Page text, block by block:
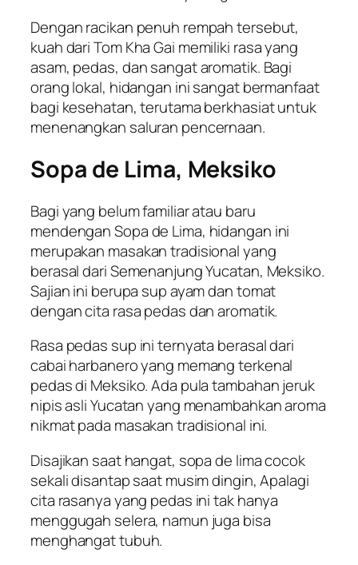
Dengan racikan penuh rempah tersebut,
kuah dari Tom Kha Gai memiliki rasa yang
asam, pedas, dan sangat aromatik. Bagi
orang lokal, hidangan ini sangat bermanfaat
bagi kesehatan, terutama berkhasiat untuk
menenangkan saluran pencernaan.
Sopa de Lima, Meksiko
Bagi yang belum familiar atau baru
mendengan Sopa de Lima, hidangan ini
merupakan masakan tradisional yang
berasal dari Semenanjung Yucatan, Meksiko.
Sajian ini berupa sup ayam dan tomat
dengan cita rasa pedas dan aromatik.
Rasa pedas sup ini ternyata berasal dari
cabai harbanero yang memang terkenal
pedas di Meksiko. Ada pula tambahan jeruk
nipis asli Yucatan yang menambahkan aroma
nikmat pada masakan tradisional ini.
Disajikan saat hangat, sopa de lima cocok
sekali disantap saat musim dingin, Apalagi
cita rasanya yang pedas ini tak hanya
menggugah selera, namun juga bisa
menghangat tubuh.